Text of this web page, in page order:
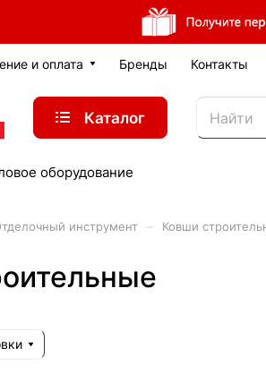
и оплата Бренды Контакты
Каталог
оборудование
инструмент Ковши